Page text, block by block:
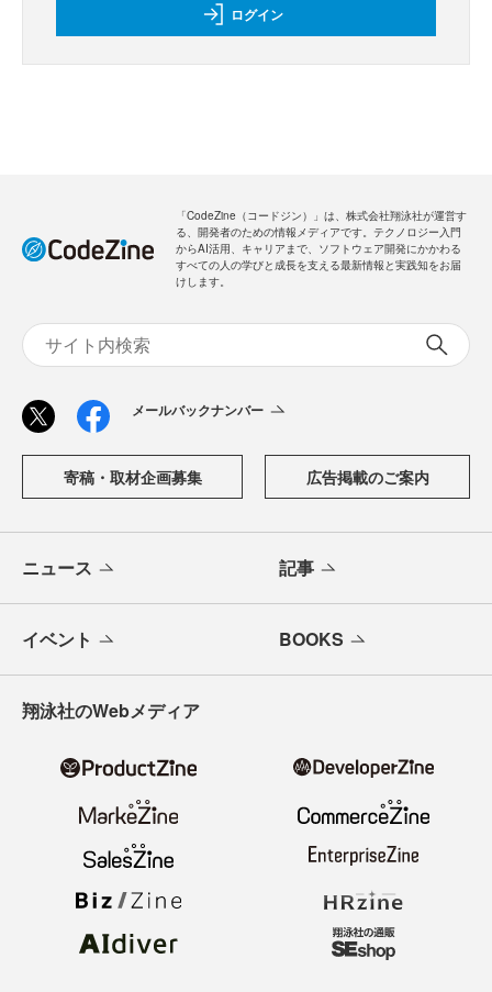
ログイン
「CodeZine（コードジン）」は、株式会社翔泳社が運営す
る、開発者のための情報メディアです。テクノロジー入門
からAI活用、キャリアまで、ソフトウェア開発にかかわる
すべての人の学びと成長を支える最新情報と実践知をお届
けします。
メールバックナンバー
寄稿・取材企画募集 広告掲載のご案内
ニュース 記事
イベント BOOKS
翔泳社のWebメディア